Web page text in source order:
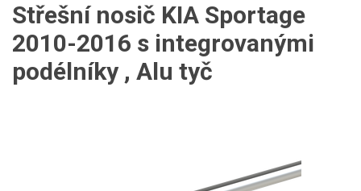
Střešní nosič KIA Sportage
2010-2016 s integrovanými
podélníky , Alu tyč